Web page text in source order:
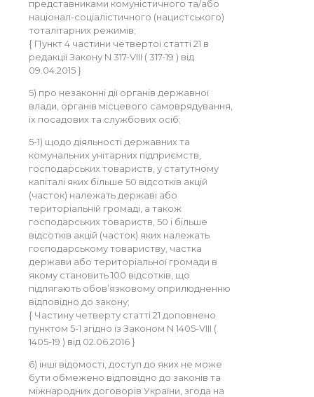
представниками комуністичного та/або
націонал-соціалістичного (нацистського)
тоталітарних режимів;
{ Пункт 4 частини четвертої статті 21 в
редакції Закону N 317-VIII ( 317-19 ) від
09.04.2015 }
5) про незаконні дії органів державної
влади, органів місцевого самоврядування,
їх посадових та службових осіб;
5-1) щодо діяльності державних та
комунальних унітарних підприємств,
господарських товариств, у статутному
капіталі яких більше 50 відсотків акцій
(часток) належать державі або
територіальній громаді, а також
господарських товариств, 50 і більше
відсотків акцій (часток) яких належать
господарському товариству, частка
держави або територіальної громади в
якому становить 100 відсотків, що
підлягають обов’язковому оприлюдненню
відповідно до закону;
{ Частину четверту статті 21 доповнено
пунктом 5-1 згідно із Законом N 1405-VIII (
1405-19 ) від 02.06.2016 }
6) інші відомості, доступ до яких не може
бути обмежено відповідно до законів та
міжнародних договорів України, згода на